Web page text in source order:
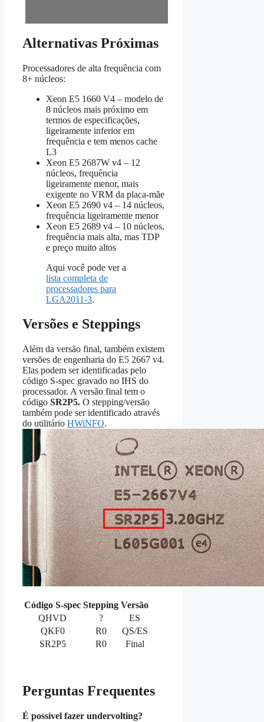
Alternativas Próximas
Processadores de alta frequência com
8+ núcleos:
Xeon E5 1660 V4 – modelo de
8 núcleos mais próximo em
termos de especificações,
ligeiramente inferior em
frequência e tem menos cache
L3
Xeon E5 2687W v4 – 12
núcleos, frequência
ligeiramente menor, mais
exigente no VRM da placa-mãe
Xeon E5 2690 v4 – 14 núcleos,
frequência ligeiramente menor
Xeon E5 2689 v4 – 10 núcleos,
frequência mais alta, mas TDP
e preço muito altos
Aqui você pode ver a
lista completa de
processadores para
LGA2011-3.
Versões e Steppings
Além da versão final, também existem
versões de engenharia do E5 2667 v4.
Elas podem ser identificadas pelo
código S-spec gravado no IHS do
processador. A versão final tem o
código SR2P5. O stepping/versão
também pode ser identificado através
do utilitário HWiNFO.
Código S-spec Stepping Versão
QHVD
?
ES
QKF0
R0
QS/ES
SR2P5
R0 Final
Perguntas Frequentes
É possível fazer undervolting?